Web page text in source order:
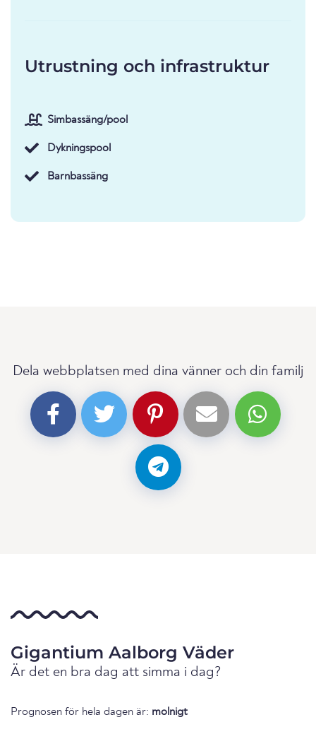
Utrustning och infrastruktur
Simbassäng/pool
Dykningspool
Barnbassäng
Dela webbplatsen med dina vänner och din familj
Gigantium Aalborg Väder
Är det en bra dag att simma i dag?
Prognosen för hela dagen är: molnigt